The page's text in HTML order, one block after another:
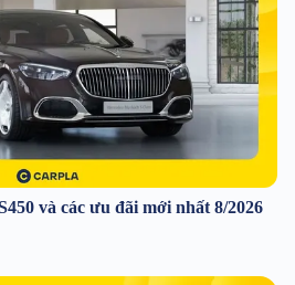
và các ưu đãi mới nhất 8/2026